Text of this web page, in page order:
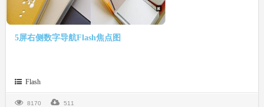
5屏右侧数字导航Flash焦点图
Flash
8170 511